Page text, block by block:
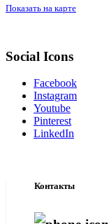
Показать на карте
Social Icons
Facebook
Instagram
Youtube
Pinterest
LinkedIn
Контакты